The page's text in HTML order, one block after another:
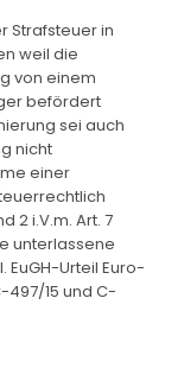
Strafsteuer in
weil die
von einem
befördert
sei auch
nicht
einer
2 i.V.m. Art. 7
unterlassene
Urteil Euro-
497/15 und C-